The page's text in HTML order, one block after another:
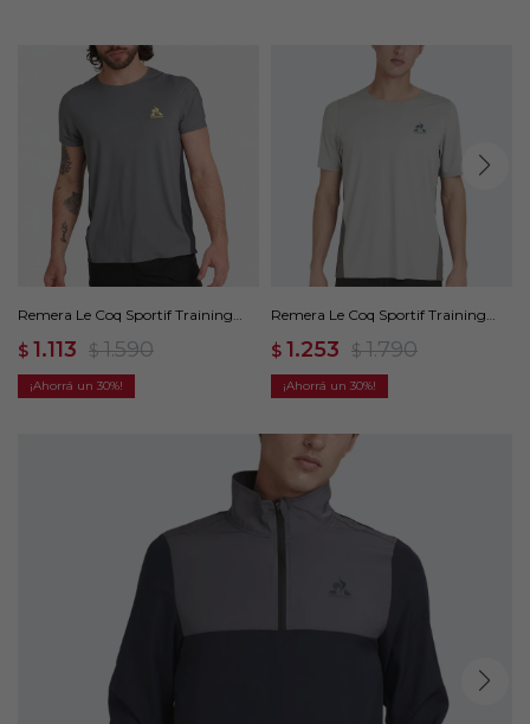
Remera Le Coq Sportif Training
$ 1.113 $ 1.590
30
Remera Le Coq Sportif Training
$ 1.253 $ 1.790
30